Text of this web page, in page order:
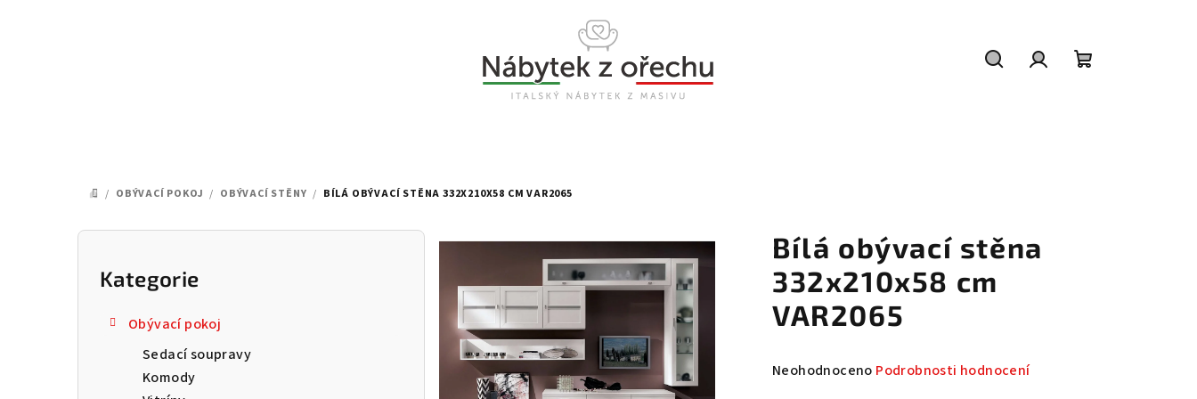
DOMŮ
/ OBÝVACÍ POKOJ / OBÝVACÍ STĚNY / BÍLÁ OBÝVACÍ STĚNA 332X210X58 CM VAR2065
P
Přeskočit
kategorie
Kategorie
Obývací pokoj
Sedací soupravy
Komody
Bílá obývací stěna
332x210x58 cm
VAR2065
Průměrné
Neohodnoceno Podrobnosti hodnocení